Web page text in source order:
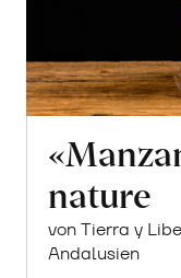
nature
von Tierra y
Andalusien